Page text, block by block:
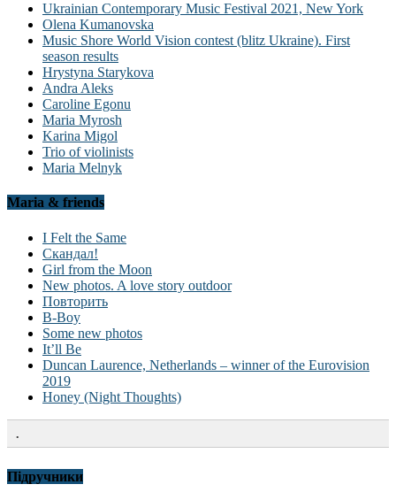
Ukrainian Contemporary Music Festival 2021, New York
Olena Kumanovska
Music Shore World Vision contest (blitz Ukraine). First
season results
Hrystyna Starykova
Andra Aleks
Caroline Egonu
Maria Myrosh
Karina Migol
Trio of violinists
Maria Melnyk
Maria & friends
I Felt the Same
Скандал!
Girl from the Moon
New photos. A love story outdoor
Повторить
B-Boy
Some new photos
It’ll Be
Duncan Laurence, Netherlands – winner of the Eurovision
2019
Honey (Night Thoughts)
.
Підручники